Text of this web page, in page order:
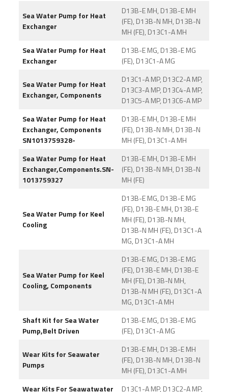
Sea Water Pump for Heat
Exchanger
D13B-E MH, D13B-E MH
(FE), D13B-N MH, D13B-N
MH (FE), D13C1-A MH
Sea Water Pump for Heat
Exchanger
D13B-E MG, D13B-E MG
(FE), D13C1-A MG
Sea Water Pump for Heat
Exchanger, Components
D13C1-A MP, D13C2-A MP,
D13C3-A MP, D13C4-A MP,
D13C5-A MP, D13C6-A MP
Sea Water Pump for Heat
Exchanger, Components
SN1013759328-
D13B-E MH, D13B-E MH
(FE), D13B-N MH, D13B-N
MH (FE), D13C1-A MH
Sea Water Pump for Heat
Exchanger,Components.SN-
1013759327
D13B-E MH, D13B-E MH
(FE), D13B-N MH, D13B-N
MH (FE)
Sea Water Pump for Keel
Cooling
D13B-E MG, D13B-E MG
(FE), D13B-E MH, D13B-E
MH (FE), D13B-N MH,
D13B-N MH (FE), D13C1-A
MG, D13C1-A MH
Sea Water Pump for Keel
Cooling, Components
D13B-E MG, D13B-E MG
(FE), D13B-E MH, D13B-E
MH (FE), D13B-N MH,
D13B-N MH (FE), D13C1-A
MG, D13C1-A MH
Shaft Kit for Sea Water
Pump,Belt Driven
D13B-E MG, D13B-E MG
(FE), D13C1-A MG
Wear Kits for Seawater
Pumps
D13B-E MH, D13B-E MH
(FE), D13B-N MH, D13B-N
MH (FE), D13C1-A MH
Wear Kits For Seawatwater
D13C1-A MP, D13C2-A MP,